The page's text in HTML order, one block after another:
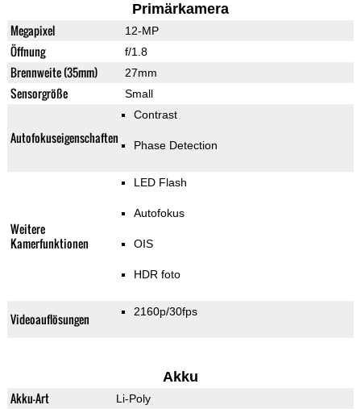
Primärkamera
Megapixel 12-MP
Öffnung f/1.8
Brennweite (35mm) 27mm
Sensorgröße Small
Autofokuseigenschaften
Contrast
Phase Detection
Weitere
Kamerfunktionen
LED Flash
Autofokus
OIS
HDR foto
Videoauflösungen 2160p/30fps
Akku
Akku-Art Li-Poly